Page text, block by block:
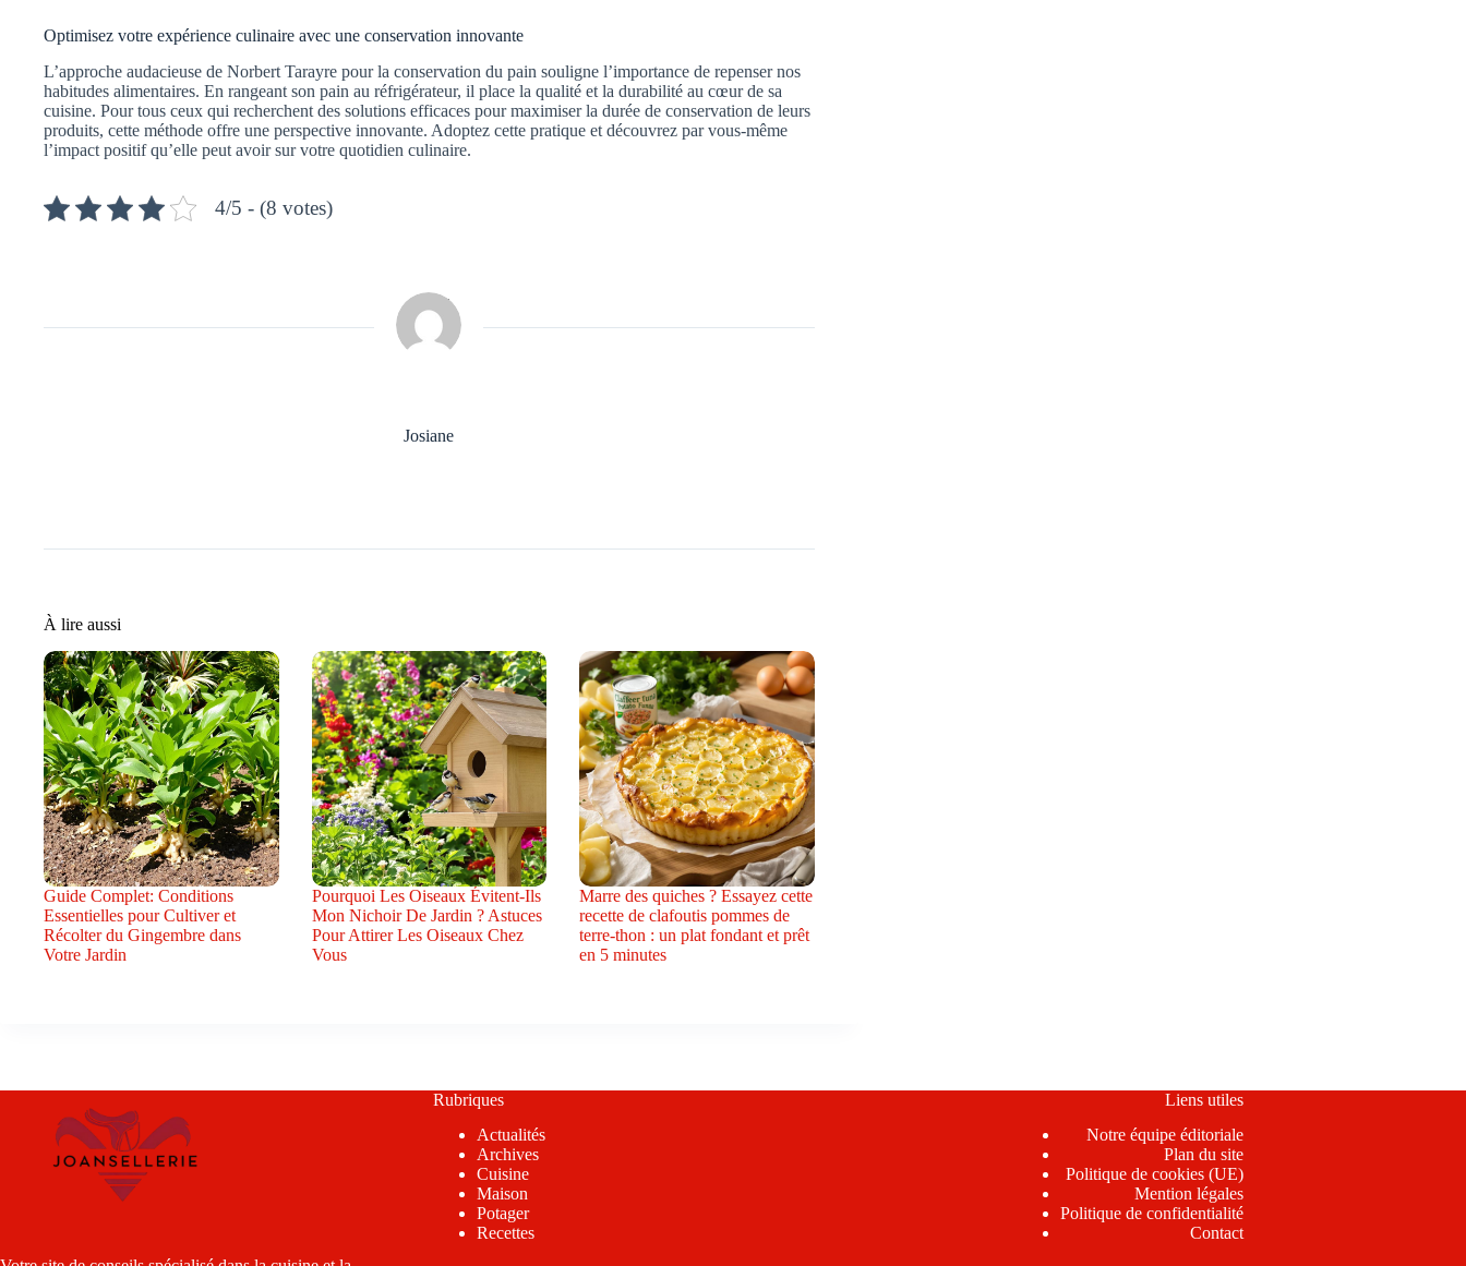
Optimisez votre expérience culinaire avec une conservation innovante
L’approche audacieuse de Norbert Tarayre pour la conservation du pain souligne l’importance de repenser nos
habitudes alimentaires. En rangeant son pain au réfrigérateur, il place la qualité et la durabilité au cœur de sa
cuisine. Pour tous ceux qui recherchent des solutions efficaces pour maximiser la durée de conservation de leurs
produits, cette méthode offre une perspective innovante. Adoptez cette pratique et découvrez par vous-même
l’impact positif qu’elle peut avoir sur votre quotidien culinaire.
4/5 - (8 votes)
Josiane
À lire aussi
Guide Complet: Conditions
Essentielles pour Cultiver et
Récolter du Gingembre dans
Votre Jardin
Pourquoi Les Oiseaux Évitent-Ils
Mon Nichoir De Jardin ? Astuces
Pour Attirer Les Oiseaux Chez
Vous
Marre des quiches ? Essayez cette
recette de clafoutis pommes de
terre-thon : un plat fondant et prêt
en 5 minutes
Rubriques
Actualités
Archives
Cuisine
Maison
Potager
Recettes
Liens utiles
Notre équipe éditoriale
Plan du site
Politique de cookies (UE)
Mention légales
Politique de confidentialité
Contact